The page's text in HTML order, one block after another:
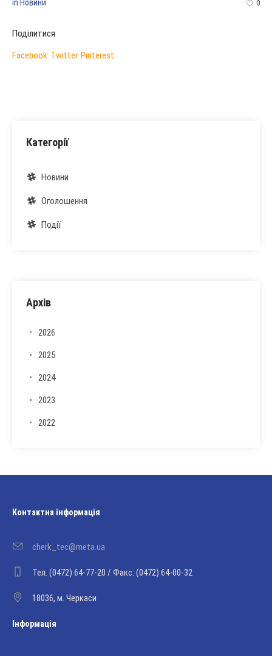
0
in Новини
Поділитися
Facebook Twitter Pinterest
Категорії
Новини
Оголошення
Події
Архів
2026
2025
2024
2023
2022
Контактна інформація
cherk_tec@meta.ua
Тел. (0472) 64-77-20 / Факс: (0472) 64-00-32
18036, м. Черкаси
Інформація